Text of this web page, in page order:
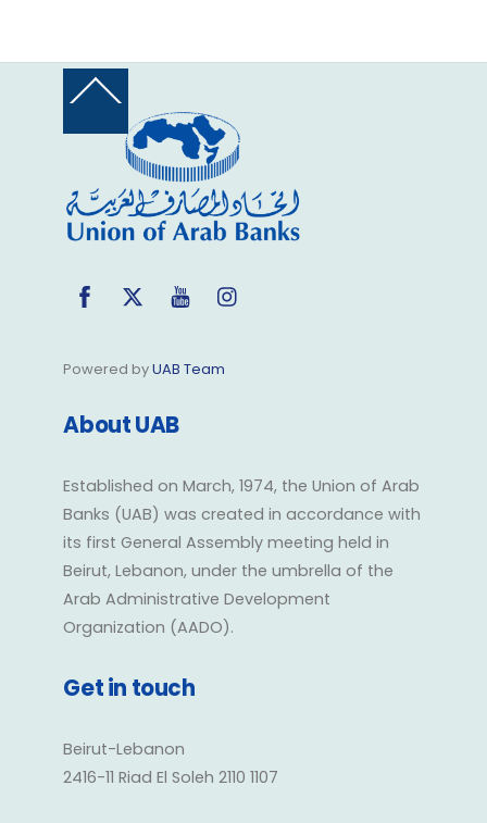
Back
Top
FacebookTwitter YouTube
Powered byUAB Team
About UAB
Established on March, 1974, the Union of Arab
Banks (UAB) was created in accordance with
its first General Assembly meeting held in
Beirut, Lebanon, under the umbrella of the
Arab Administrative Development
Organization (AADO).
Get in touch
Beirut-Lebanon
2416-11 Riad El Soleh 2110 1107